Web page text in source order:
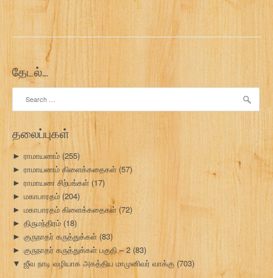
தேடல்…
தலைப்புகள்
► ராமாயணம் (255)
► ராமாயணம் கிளைக்கதைகள் (57)
► ராமாயண சிற்பங்கள் (17)
► மகாபாரதம் (204)
► மகாபாரதம் கிளைக்கதைகள் (72)
► திருமந்திரம் (18)
► குருநாதர் கருத்துக்கள் (83)
► குருநாதர் கருத்துக்கள் பகுதி – 2 (83)
▼ ஜீவ நாடி வழியாக அகத்திய மாமுனிவர் வாக்கு (703)